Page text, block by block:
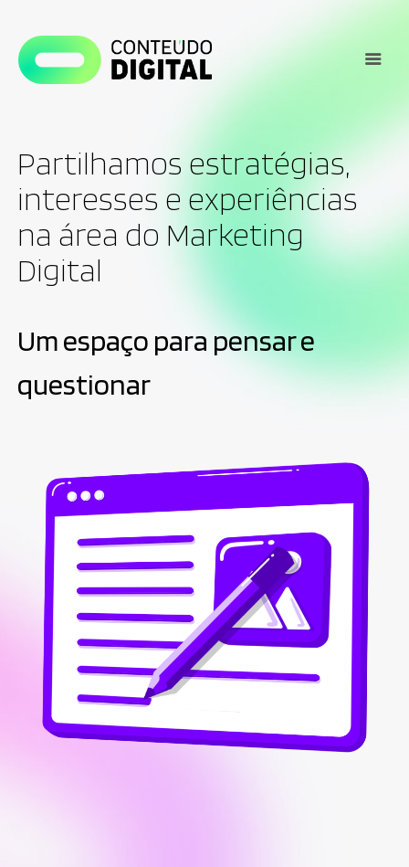
Partilhamos estratégias,
interesses e experiências
na área do Marketing
Digital
Um espaço para pensar e
questionar